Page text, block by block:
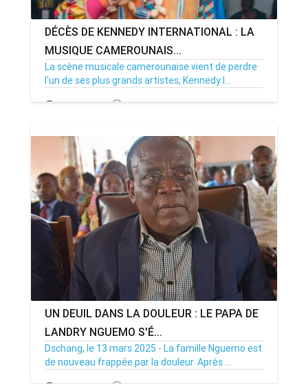
DÉCÈS DE KENNEDY INTERNATIONAL : LA
MUSIQUE CAMEROUNAIS...
La scène musicale camerounaise vient de perdre
l'un de ses plus grands artistes, Kennedy I...
24/11/25 Par MenouActu 0
UN DEUIL DANS LA DOULEUR : LE PAPA DE
LANDRY NGUEMO S'É...
Dschang, le 13 mars 2025 - La famille Nguemo est
de nouveau frappée par la douleur. Après ...